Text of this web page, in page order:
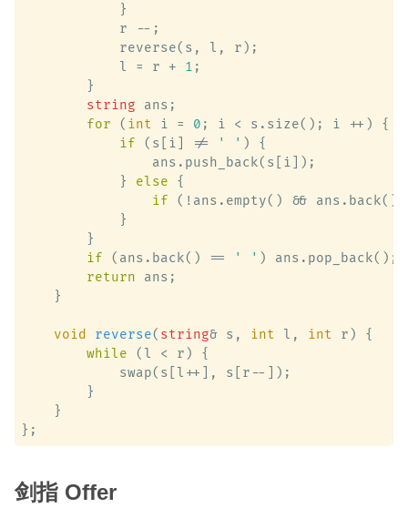
            }
            r --;
            reverse(s, l, r);
            l = r +
1 ;
        }
string ans;
for ( int i = 0 ; i < s.size(); i ++) {
if (s[i] != ' ' ) {
                ans.push_back(s[i]);
            }
else {
if (!ans.empty() &&
            }
        }
if (ans.back() == ' ' ) ans.pop_back();
return ans;
    }
void reverse( string& s, int l, int r)
{
while (l < r) {
            swap(s[l++], s[r--]);
        }
    }
剑指 Offer